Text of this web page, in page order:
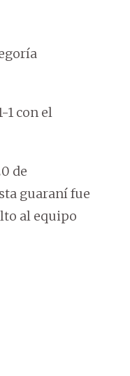
1 con el
de
guaraní fue
al equipo